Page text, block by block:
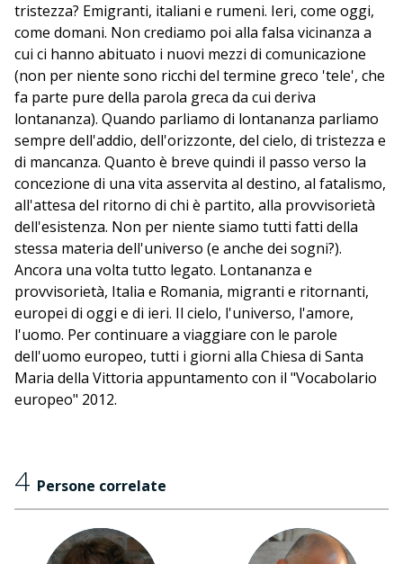
tristezza? Emigranti, italiani e rumeni. Ieri, come oggi,
come domani. Non crediamo poi alla falsa vicinanza a
cui ci hanno abituato i nuovi mezzi di comunicazione
(non per niente sono ricchi del termine greco 'tele', che
fa parte pure della parola greca da cui deriva
lontananza). Quando parliamo di lontananza parliamo
sempre dell'addio, dell'orizzonte, del cielo, di tristezza e
di mancanza. Quanto è breve quindi il passo verso la
concezione di una vita asservita al destino, al fatalismo,
all'attesa del ritorno di chi è partito, alla provvisorietà
dell'esistenza. Non per niente siamo tutti fatti della
stessa materia dell'universo (e anche dei sogni?).
Ancora una volta tutto legato. Lontananza e
provvisorietà, Italia e Romania, migranti e ritornanti,
europei di oggi e di ieri. Il cielo, l'universo, l'amore,
l'uomo. Per continuare a viaggiare con le parole
dell'uomo europeo, tutti i giorni alla Chiesa di Santa
Maria della Vittoria appuntamento con il "Vocabolario
europeo" 2012.
4 Persone correlate